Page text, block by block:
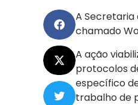
A
chamado
A ação
protocolos
específico
trabalho de